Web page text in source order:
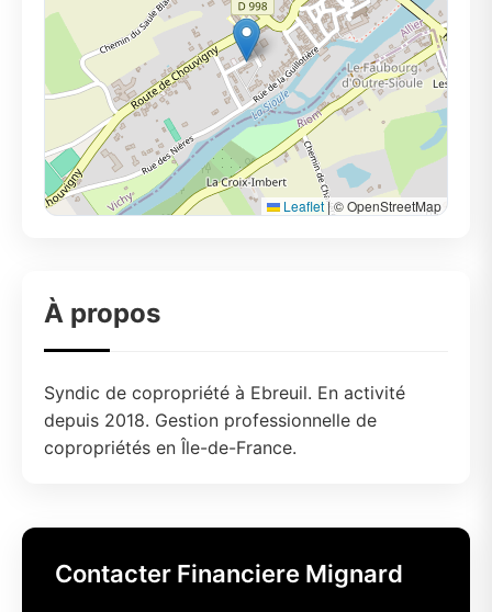
Leaflet|© OpenStreetMap
À propos
Syndic de copropriété à Ebreuil. En activité
depuis 2018. Gestion professionnelle de
copropriétés en Île-de-France.
Contacter Financiere Mignard